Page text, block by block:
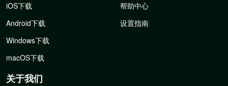
iOS下载
Android下载
Windows下载
macOS下载
帮助中心
设置指南
关于我们